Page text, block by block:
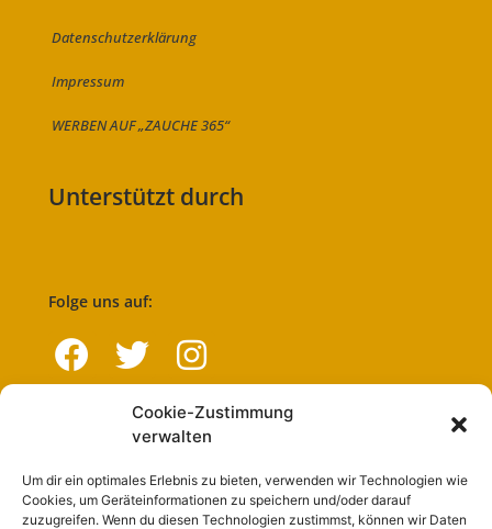
Cookie-Zustimmung
verwalten
Um dir ein optimales Erlebnis zu bieten, verwenden wir Technologien wie
Cookies, um Geräteinformationen zu speichern und/oder darauf
zuzugreifen. Wenn du diesen Technologien zustimmst, können wir Daten
Datenschutzerklärung
Impressum
WERBEN AUF „ZAUCHE 365“
Unterstützt durch
Folge uns auf:
Navigation
Start